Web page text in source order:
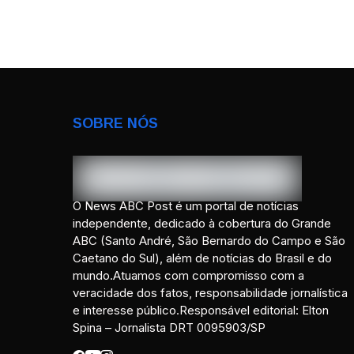
SOBRE NÓS
O News ABC Post é um portal de notícias
independente, dedicado à cobertura do Grande
ABC (Santo André, São Bernardo do Campo e São
Caetano do Sul), além de notícias do Brasil e do
mundo.Atuamos com compromisso com a
veracidade dos fatos, responsabilidade jornalística
e interesse público.Responsável editorial: Elton
Spina – Jornalista DRT 0095903/SP